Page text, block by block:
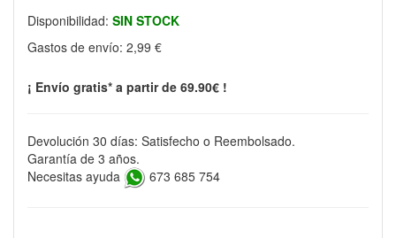
Disponibilidad: SIN STOCK
Gastos de envío: 2,99 €
¡ Envío gratis* a partir de 69.90€ !
Devolución 30 días: Satisfecho o Reembolsado.
Garantía de 3 años.
Necesitas ayuda
673 685 754